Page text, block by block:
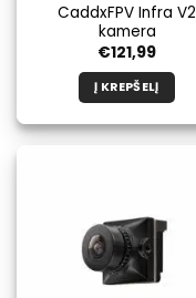
CaddxFPV Infra V2
kamera
€121,99
Į KREPŠELĮ